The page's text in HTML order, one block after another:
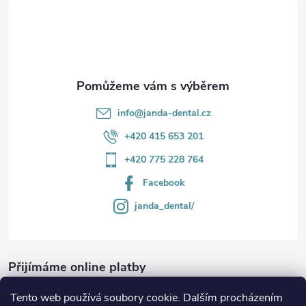
Tento web používá soubory cookie. Dalším procházením
info@janda-dental.cz
+420 415 653 201
+420 775 228 764
Facebook
janda_dental/
Přijímáme online platby